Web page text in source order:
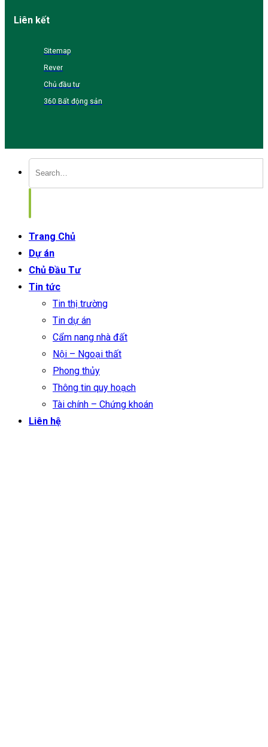
Liên kết
Sitemap
Rever
Chủ đầu tư
360 Bất động sản
Trang Chủ
Dự án
Chủ Đầu Tư
Tin tức
Tin thị trường
Tin dự án
Cẩm nang nhà đất
Nội – Ngoại thất
Phong thủy
Thông tin quy hoạch
Tài chính – Chứng khoán
Liên hệ